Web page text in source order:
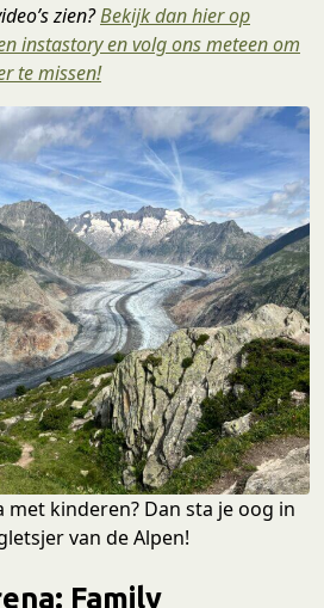
zien?Bekijk dan hier op
instastory en volg ons meteen om
te missen!
met kinderen? Dan sta je oog in
van de Alpen!
Family